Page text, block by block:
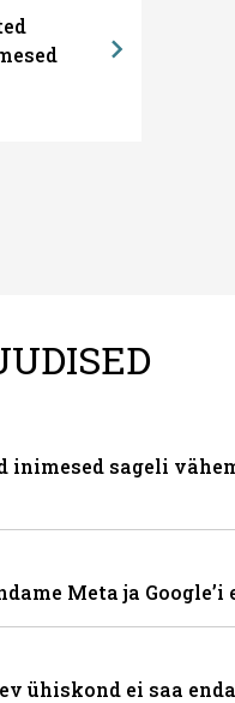
inimesed sageli
Meta ja
ühiskond ei saa